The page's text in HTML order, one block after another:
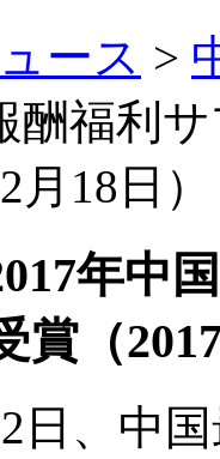
ース >
酬福利
18日）
年中
賞（
日、中